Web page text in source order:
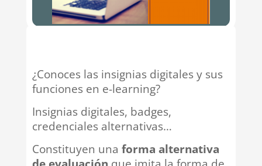
¿Conoces las insignias digitales y sus
funciones en e-learning?
Insignias digitales, badges,
credenciales alternativas…
Constituyen una forma alternativa